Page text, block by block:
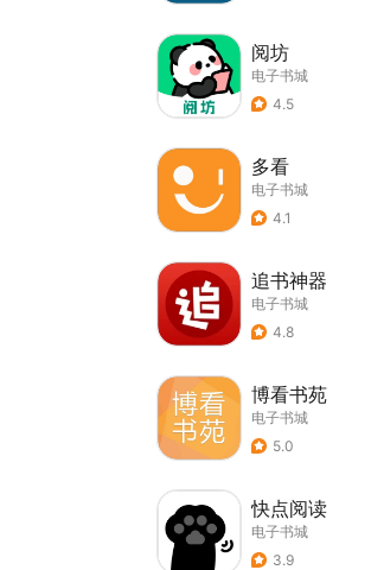
阅坊
电子书城
4.5
多看
电子书城
4.1
追书神器
电子书城
4.8
博看书苑
电子书城
5.0
快点阅读
电子书城
3.9